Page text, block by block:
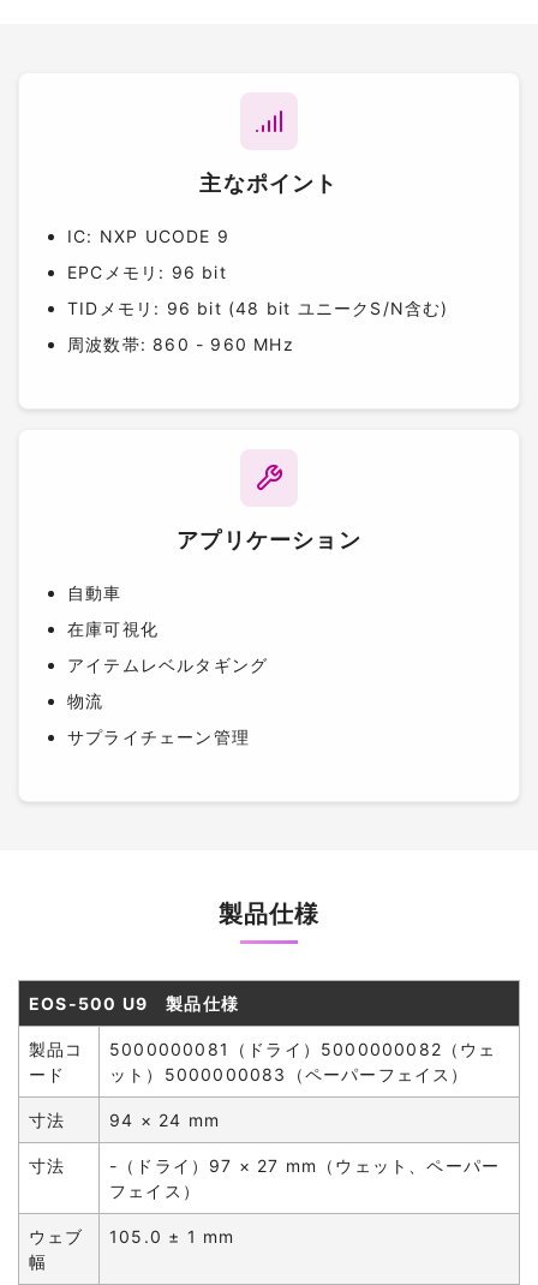
主なポイント
IC: NXP UCODE 9
EPCメモリ: 96 bit
TIDメモリ: 96 bit (48 bit ユニークS/N含む)
周波数帯: 860 - 960 MHz
アプリケーション
自動車
在庫可視化
アイテムレベルタギング
物流
サプライチェーン管理
製品仕様
EOS-500 U9 製品仕様
製品コ
ード
5000000081（ドライ）5000000082（ウェ
ット）5000000083（ペーパーフェイス）
寸法 94 × 24 mm
寸法
-（ドライ）97 × 27 mm（ウェット、ペーパー
フェイス）
ウェブ
幅
105.0 ± 1 mm